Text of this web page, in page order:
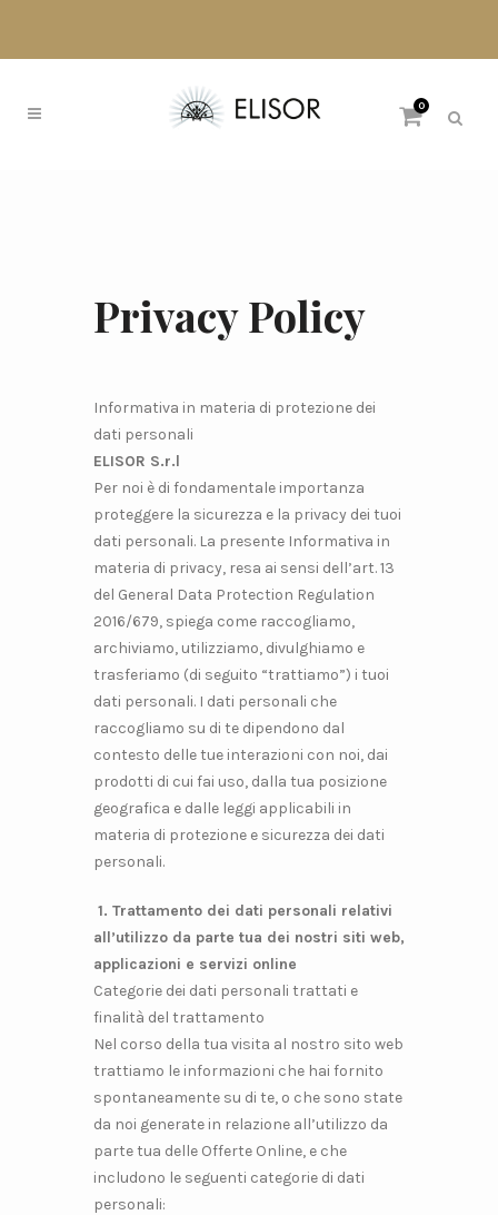
0
Privacy Policy
Informativa in materia di protezione dei
dati personali
ELISOR S.r.l
Per noi è di fondamentale importanza
proteggere la sicurezza e la privacy dei tuoi
dati personali. La presente Informativa in
materia di privacy, resa ai sensi dell’art. 13
del General Data Protection Regulation
2016/679, spiega come raccogliamo,
archiviamo, utilizziamo, divulghiamo e
trasferiamo (di seguito “trattiamo”) i tuoi
dati personali. I dati personali che
raccogliamo su di te dipendono dal
contesto delle tue interazioni con noi, dai
prodotti di cui fai uso, dalla tua posizione
geografica e dalle leggi applicabili in
materia di protezione e sicurezza dei dati
personali.
1. Trattamento dei dati personali relativi
all’utilizzo da parte tua dei nostri siti web,
applicazioni e servizi online
Categorie dei dati personali trattati e
finalità del trattamento
Nel corso della tua visita al nostro sito web
trattiamo le informazioni che hai fornito
spontaneamente su di te, o che sono state
da noi generate in relazione all’utilizzo da
parte tua delle Offerte Online, e che
includono le seguenti categorie di dati
personali: